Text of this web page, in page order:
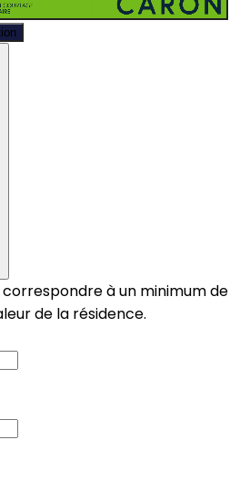
à un minimum de
de la résidence.